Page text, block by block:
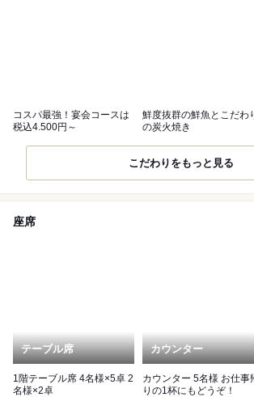
コスパ最強！宴会コースは
税込4.500円～
鮮度抜群の鮮魚とこだわ
の炭火焼き
こだわりをもっと見る
座席
テーブル席
1階テーブル席 4名様×5卓 2
名様×2卓
カウンター
カウンター 5名様 お仕事帰
りの1杯にもどうぞ！